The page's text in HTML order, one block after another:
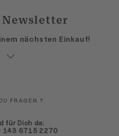
nächsten Einkauf!
FRAGEN ?
für Dich da:
143 6715 2270